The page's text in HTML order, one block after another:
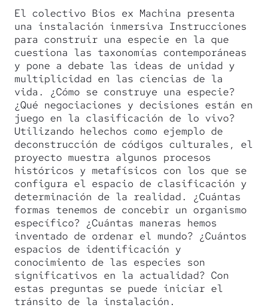
El colectivo Bios ex Machina presenta
una instalación inmersiva Instrucciones
para construir una especie en la que
cuestiona las taxonomías contemporáneas
y pone a debate las ideas de unidad y
multiplicidad en las ciencias de la
vida. ¿Cómo se construye una especie?
¿Qué negociaciones y decisiones están en
juego en la clasificación de lo vivo?
Utilizando helechos como ejemplo de
deconstrucción de códigos culturales, el
proyecto muestra algunos procesos
históricos y metafísicos con los que se
configura el espacio de clasificación y
determinación de la realidad. ¿Cuántas
formas tenemos de concebir un organismo
específico? ¿Cuántas maneras hemos
inventado de ordenar el mundo? ¿Cuántos
espacios de identificación y
conocimiento de las especies son
significativos en la actualidad? Con
estas preguntas se puede iniciar el
tránsito de la instalación.